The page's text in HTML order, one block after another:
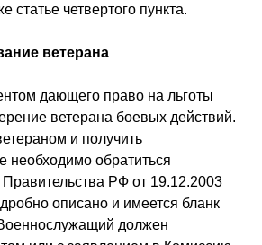
статье четвертого пункта.
ветерана
дающего право на льготы
ветерана боевых действий.
и получить
необходимо обратиться
РФ от 19.12.2003
описано и имеется бланк
должен